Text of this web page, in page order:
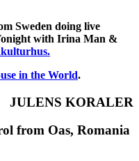
Sweden doing live
with Irina Man &
in the World.
JULENS KORALER
from Oas, Romania